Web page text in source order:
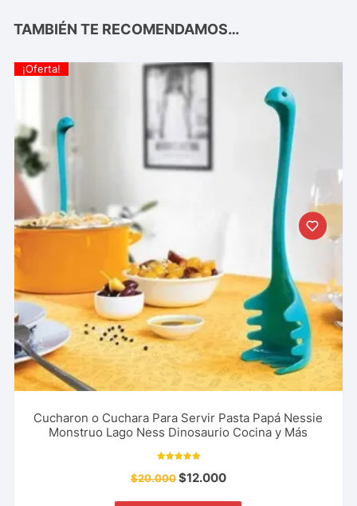
TAMBIÉN TE RECOMENDAMOS…
¡Oferta!
Cucharon o Cuchara Para Servir Pasta Papá Nessie
Monstruo Lago Ness Dinosaurio Cocina y Más
5.00
de 5
$20.000$12.000